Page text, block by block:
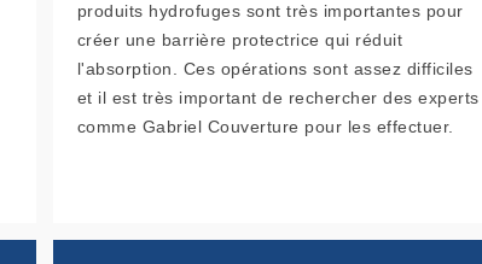
produits hydrofuges sont très importantes pour
créer une barrière protectrice qui réduit
l'absorption. Ces opérations sont assez difficiles
et il est très important de rechercher des experts
comme Gabriel Couverture pour les effectuer.